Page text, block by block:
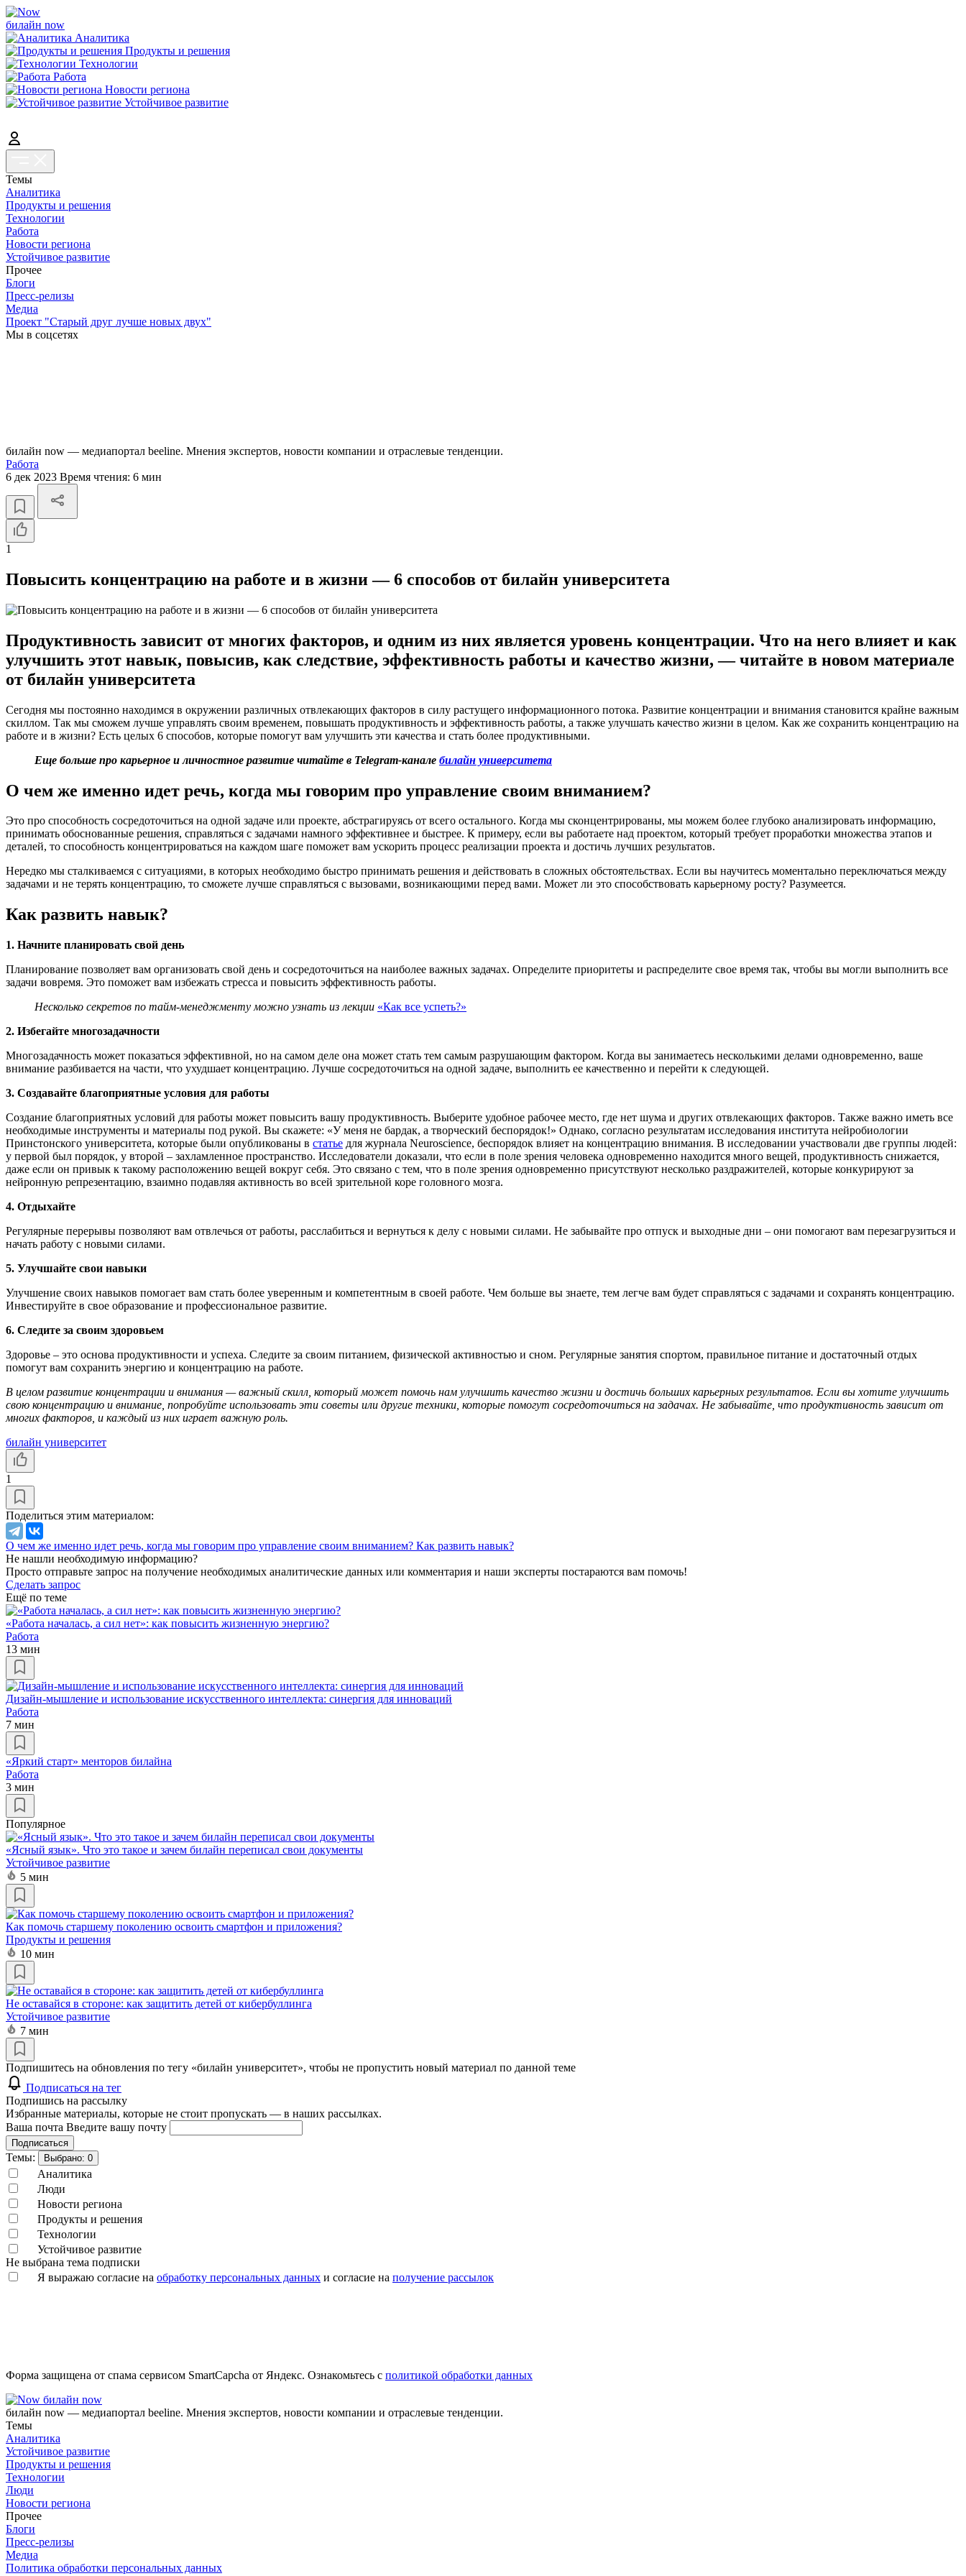
билайн now
Аналитика
Продукты и решения
Технологии
Работа
Новости региона
Устойчивое развитие
Темы
Аналитика
Продукты и решения
Технологии
Работа
Новости региона
Устойчивое развитие
Прочее
Блоги
Пресс-релизы
Медиа
Проект "Старый друг лучше новых двух"
Мы в соцсетях
билайн now — медиапортал beeline. Мнения экспертов, новости компании и отраслевые тенденции.
Работа
6 дек 2023 Время чтения: 6 мин
1
Повысить концентрацию на работе и в жизни — 6 способов от билайн университета
Продуктивность зависит от многих факторов, и одним из них является уровень концентрации. Что на него влияет и как
улучшить этот навык, повысив, как следствие, эффективность работы и качество жизни, — читайте в новом материале
от билайн университета
Сегодня мы постоянно находимся в окружении различных отвлекающих факторов в силу растущего информационного потока. Развитие концентрации и внимания становится крайне важным
скиллом. Так мы сможем лучше управлять своим временем, повышать продуктивность и эффективность работы, а также улучшать качество жизни в целом. Как же сохранить концентрацию на
работе и в жизни? Есть целых 6 способов, которые помогут вам улучшить эти качества и стать более продуктивными.
Еще больше про карьерное и личностное развитие читайте в Telegram-канале билайн университета
О чем же именно идет речь, когда мы говорим про управление своим вниманием?
Это про способность сосредоточиться на одной задаче или проекте, абстрагируясь от всего остального. Когда мы сконцентрированы, мы можем более глубоко анализировать информацию,
принимать обоснованные решения, справляться с задачами намного эффективнее и быстрее. К примеру, если вы работаете над проектом, который требует проработки множества этапов и
деталей, то способность концентрироваться на каждом шаге поможет вам ускорить процесс реализации проекта и достичь лучших результатов.
Нередко мы сталкиваемся с ситуациями, в которых необходимо быстро принимать решения и действовать в сложных обстоятельствах. Если вы научитесь моментально переключаться между
задачами и не терять концентрацию, то сможете лучше справляться с вызовами, возникающими перед вами. Может ли это способствовать карьерному росту? Разумеется.
Как развить навык?
1. Начните планировать свой день
Планирование позволяет вам организовать свой день и сосредоточиться на наиболее важных задачах. Определите приоритеты и распределите свое время так, чтобы вы могли выполнить все
задачи вовремя. Это поможет вам избежать стресса и повысить эффективность работы.
Несколько секретов по тайм-менеджменту можно узнать из лекции «Как все успеть?»
2. Избегайте многозадачности
Многозадачность может показаться эффективной, но на самом деле она может стать тем самым разрушающим фактором. Когда вы занимаетесь несколькими делами одновременно, ваше
внимание разбивается на части, что ухудшает концентрацию. Лучше сосредоточиться на одной задаче, выполнить ее качественно и перейти к следующей.
3. Создавайте благоприятные условия для работы
Создание благоприятных условий для работы может повысить вашу продуктивность. Выберите удобное рабочее место, где нет шума и других отвлекающих факторов. Также важно иметь все
необходимые инструменты и материалы под рукой. Вы скажете: «У меня не бардак, а творческий беспорядок!» Однако, согласно результатам исследования института нейробиологии
Принстонского университета, которые были опубликованы в статье для журнала Neuroscience, беспорядок влияет на концентрацию внимания. В исследовании участвовали две группы людей:
у первой был порядок, у второй – захламленное пространство. Исследователи доказали, что если в поле зрения человека одновременно находится много вещей, продуктивность снижается,
даже если он привык к такому расположению вещей вокруг себя. Это связано с тем, что в поле зрения одновременно присутствуют несколько раздражителей, которые конкурируют за
нейронную репрезентацию, взаимно подавляя активность во всей зрительной коре головного мозга.
4. Отдыхайте
Регулярные перерывы позволяют вам отвлечься от работы, расслабиться и вернуться к делу с новыми силами. Не забывайте про отпуск и выходные дни – они помогают вам перезагрузиться и
начать работу с новыми силами.
5. Улучшайте свои навыки
Улучшение своих навыков помогает вам стать более уверенным и компетентным в своей работе. Чем больше вы знаете, тем легче вам будет справляться с задачами и сохранять концентрацию.
Инвестируйте в свое образование и профессиональное развитие.
6. Следите за своим здоровьем
Здоровье – это основа продуктивности и успеха. Следите за своим питанием, физической активностью и сном. Регулярные занятия спортом, правильное питание и достаточный отдых
помогут вам сохранить энергию и концентрацию на работе.
В целом развитие концентрации и внимания — важный скилл, который может помочь нам улучшить качество жизни и достичь больших карьерных результатов. Если вы хотите улучшить
свою концентрацию и внимание, попробуйте использовать эти советы или другие техники, которые помогут сосредоточиться на задачах. Не забывайте, что продуктивность зависит от
многих факторов, и каждый из них играет важную роль.
билайн университет
1
Поделиться этим материалом:
О чем же именно идет речь, когда мы говорим про управление своим вниманием? Как развить навык?
Не нашли необходимую информацию?
Просто отправьте запрос на получение необходимых аналитические данных или комментария и наши эксперты постараются вам помочь!
Сделать запрос
Ещё по теме
«Работа началась, а сил нет»: как повысить жизненную энергию?
Работа
13 мин
Дизайн-мышление и использование искусственного интеллекта: синергия для инноваций
Работа
7 мин
«Яркий старт» менторов билайна
Работа
3 мин
Популярное
«Ясный язык». Что это такое и зачем билайн переписал свои документы
Устойчивое развитие
5 мин
Как помочь старшему поколению освоить смартфон и приложения?
Продукты и решения
10 мин
Не оставайся в стороне: как защитить детей от кибербуллинга
Устойчивое развитие
7 мин
Подпишитесь на обновления по тегу «билайн университет», чтобы не пропустить новый материал по данной теме
Подписаться на тег
Подпишись на рассылку
Избранные материалы, которые не стоит пропускать — в наших рассылках.
Ваша почта Введите вашу почту
Подписаться
Темы: Выбрано: 0
Аналитика
Люди
Новости региона
Продукты и решения
Технологии
Устойчивое развитие
Не выбрана тема подписки
Я выражаю согласие на обработку персональных данных и согласие на получение рассылок
Форма защищена от спама сервисом SmartCapcha от Яндекс. Ознакомьтесь с политикой обработки данных
билайн now
билайн now — медиапортал beeline. Мнения экспертов, новости компании и отраслевые тенденции.
Темы
Аналитика
Устойчивое развитие
Продукты и решения
Технологии
Люди
Новости региона
Прочее
Блоги
Пресс-релизы
Медиа
Политика обработки персональных данных